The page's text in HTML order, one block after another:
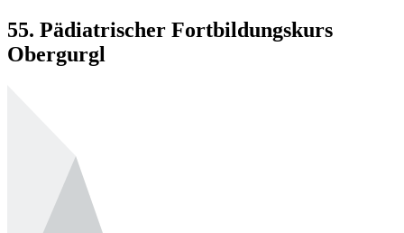
55. Pädia­trischer Fort­bildungs­kurs
Obergurgl